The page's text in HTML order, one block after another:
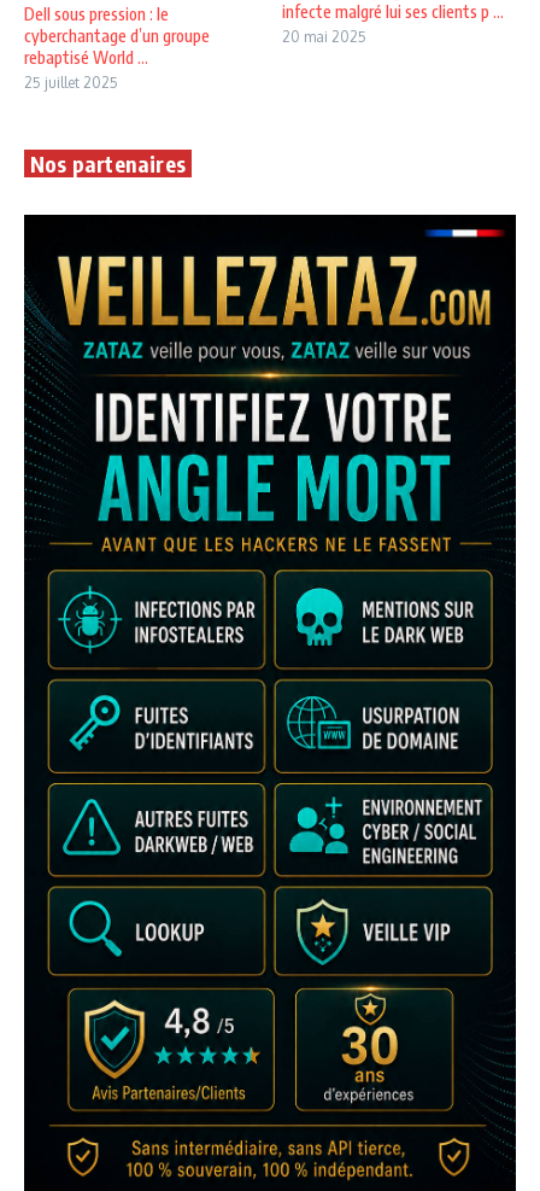
Dell sous pression : le
cyberchantage d’un groupe
rebaptisé World ...
25 juillet 2025
infecte malgré lui ses clients p ...
20 mai 2025
Nos partenaires